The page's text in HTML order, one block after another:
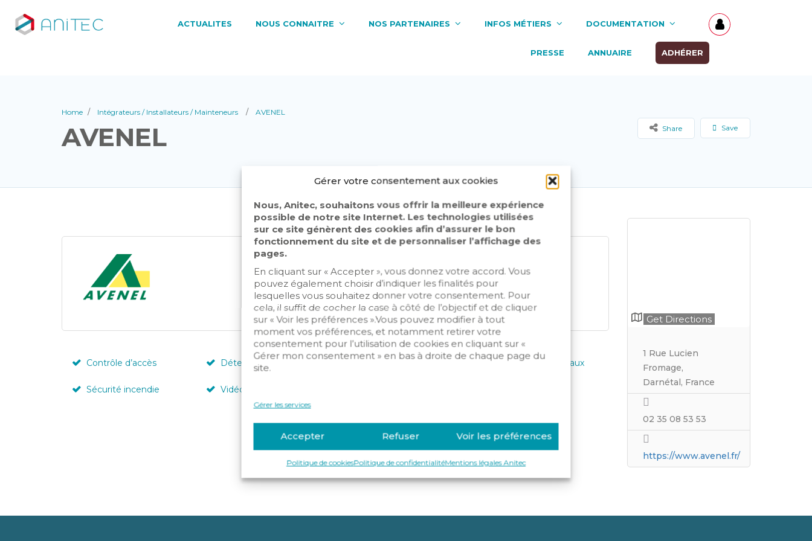
Gérer votre consentement aux cookies
Nous, Anitec, souhaitons vous offrir la meilleure expérience
possible de notre site Internet. Les technologies utilisées
sur ce site génèrent des cookies afin d’assurer le bon
fonctionnement du site et de personnaliser l’affichage des
pages.
En cliquant sur « Accepter », vous donnez votre accord. Vous
pouvez également choisir d’indiquer les finalités pour
lesquelles vous souhaitez donner votre consentement. Pour
cela, il suffit de cocher la case à côté de l’objectif et de cliquer
sur « Voir les préférences ».Vous pouvez modifier à tout
moment vos préférences, et notamment retirer votre
consentement pour l’utilisation de cookies en cliquant sur «
Gérer mon consentement » en bas à droite de chaque page du
site.
Gérer les services
Accepter Refuser Voir les préférences
Politique de cookiesPolitique de confidentialitéMentions légales Anitec
ACTUALITES NOUS CONNAITRE NOS PARTENAIRES INFOS MÉTIERS DOCUMENTATION
PRESSE ANNUAIRE ADHÉRER
Home Intégrateurs / Installateurs / Mainteneurs AVENEL
AVENEL Save
Share
Contrôle d’accès Détection intrusion Domotique/IOT Infrastructure Réseaux
Sécurité incendie Vidéosurveillance
Get Directions
1 Rue Lucien
Fromage,
Darnétal, France
02 35 08 53 53
https://www.avenel.fr/